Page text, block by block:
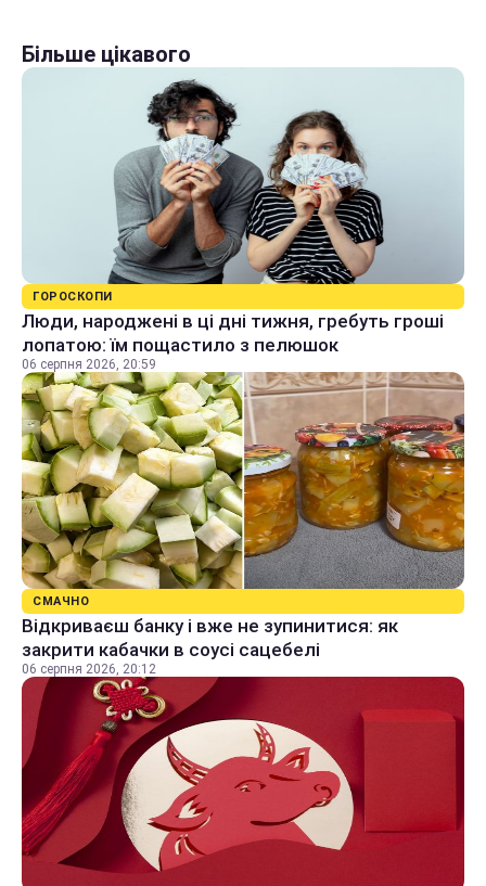
Більше цікавого
ГОРОСКОПИ
Люди, народжені в ці дні тижня, гребуть гроші
лопатою: їм пощастило з пелюшок
06 серпня 2026, 20:59
СМАЧНО
Відкриваєш банку і вже не зупинитися: як
закрити кабачки в соусі сацебелі
06 серпня 2026, 20:12